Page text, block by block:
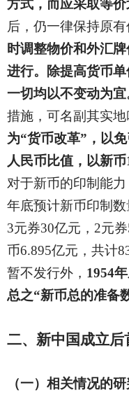
方式，而应采取等
后，仍一律保持原有
时调整物价和外汇
进行。除提高货币
一切均以不变动为宜
措施，可名副其实地
为“货币改革”，以
人民币比值，以新
对于新币的印制能
年底预计新币印制数
3元券30亿元，2元
币6.895亿元，共计
暂不发行外， 1954
总之“新币总的准备
二、新中国成立
（一）相关情况的研